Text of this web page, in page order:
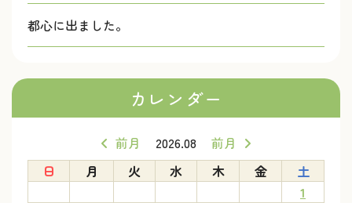
都心に出ました。
カレンダー
前月 2026.08
前月
日
月 火 水 木 金
土
1